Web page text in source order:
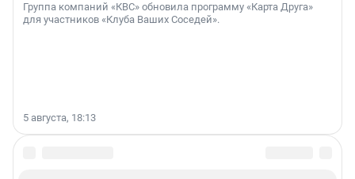
Группа компаний «КВС» обновила программу «Карта Друга»
для участников «Клуба Ваших Соседей».
5 августа, 18:13